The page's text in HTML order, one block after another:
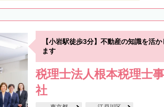
【小岩駅徒歩3分】不動産の知識を活
ます
税理士法人根本税理士
社